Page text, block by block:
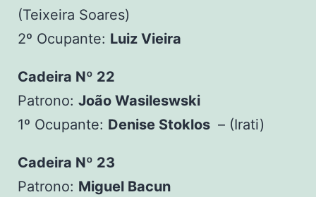
(Teixeira Soares)
2º Ocupante: Luiz Vieira
Cadeira Nº 22
Patrono: João Wasileswski
1º Ocupante: Denise Stoklos – (Irati)
Cadeira Nº 23
Patrono: Miguel Bacun